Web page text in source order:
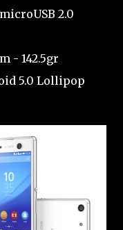
2.0
- 142.5gr
5.0 Lollipop